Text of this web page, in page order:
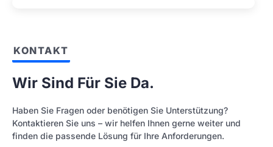
KONTAKT
Wir Sind Für Sie Da.
Haben Sie Fragen oder benötigen Sie Unterstützung?
Kontaktieren Sie uns – wir helfen Ihnen gerne weiter und
finden die passende Lösung für Ihre Anforderungen.